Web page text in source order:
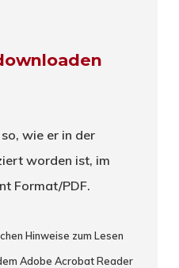
wie er in der
worden ist, im
Format/PDF.
Hinweise zum Lesen
Adobe Acrobat Reader